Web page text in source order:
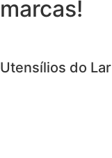
marcas!
Utensílios do Lar